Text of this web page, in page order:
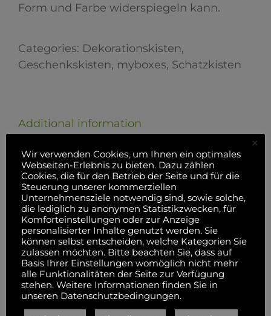
Form und Farbe widerspiegeln kann.
Categories: Dekorationskisten,
Geschenkskisten, myboxes, Schatzkisten
Additional information
Additional information
Weight
0,35 kg
Dimensions17,8 × 12 × 11,5 cm
Material
Holz, Leder, Metall
Farbe
braun
Wir verwenden Cookies, um Ihnen ein optimales
Webseiten-Erlebnis zu bieten. Dazu zählen
Cookies, die für den Betrieb der Seite und für die
Steuerung unserer kommerziellen
Unternehmensziele notwendig sind, sowie solche,
die lediglich zu anonymen Statistikzwecken, für
Komforteinstellungen oder zur Anzeige
personalisierter Inhalte genutzt werden. Sie
können selbst entscheiden, welche Kategorien Sie
zulassen möchten. Bitte beachten Sie, dass auf
Basis Ihrer Einstellungen womöglich nicht mehr
alle Funktionalitäten der Seite zur Verfügung
stehen. Weitere Informationen finden Sie in
unseren Datenschutzbedingungen.
×